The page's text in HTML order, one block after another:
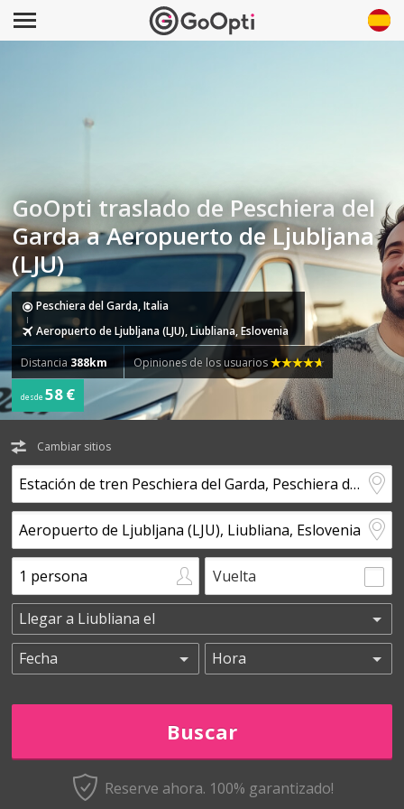
GoOpti traslado de Peschiera del
Garda a Aeropuerto de Ljubljana
(LJU)
Peschiera del Garda, Italia
Aeropuerto de Ljubljana (LJU), Liubliana, Eslovenia
Distancia 388km Opiniones de los usuarios
desde58 €
Cambiar sitios
Vuelta
Reserve ahora. 100% garantizado!